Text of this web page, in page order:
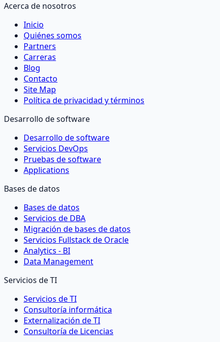
Acerca de nosotros
Inicio
Quiénes somos
Partners
Carreras
Blog
Contacto
Site Map
Política de privacidad y términos
Desarrollo de software
Desarrollo de software
Servicios DevOps
Pruebas de software
Applications
Bases de datos
Bases de datos
Servicios de DBA
Migración de bases de datos
Servicios Fullstack de Oracle
Analytics - BI
Data Management
Servicios de TI
Servicios de TI
Consultoría informática
Externalización de TI
Consultoría de Licencias